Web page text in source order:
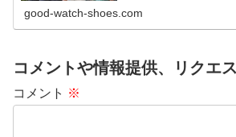
good-watch-shoes.com
コメントや情報提供、リクエ
コメント ※